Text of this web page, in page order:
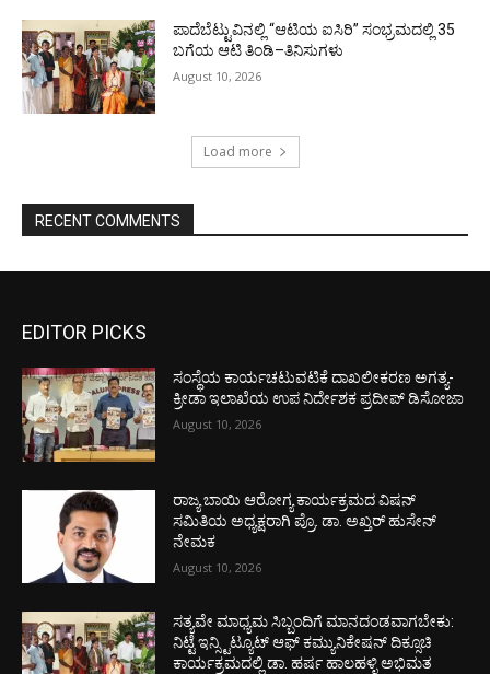
ಪಾದೆಬೆಟ್ಟುವಿನಲ್ಲಿ “ಆಟಿಯ ಐಸಿರಿ’’ ಸಂಭ್ರಮದಲ್ಲಿ 35
ಬಗೆಯ ಆಟಿ ತಿಂಡಿ–ತಿನಿಸುಗಳು
August 10, 2026
Load more
RECENT COMMENTS
EDITOR PICKS
ಸಂಸ್ಥೆಯ ಕಾರ್ಯಚಟುವಟಿಕೆ ದಾಖಲೀಕರಣ ಅಗತ್ಯ-
ಕ್ರೀಡಾ ಇಲಾಖೆಯ ಉಪ ನಿರ್ದೇಶಕ ಪ್ರದೀಪ್ ಡಿಸೋಜಾ
August 10, 2026
ರಾಜ್ಯ ಬಾಯಿ ಆರೋಗ್ಯ ಕಾರ್ಯಕ್ರಮದ ವಿಷನ್
ಸಮಿತಿಯ ಅಧ್ಯಕ್ಷರಾಗಿ ಪ್ರೊ. ಡಾ. ಅಖ್ತರ್ ಹುಸೇನ್
ನೇಮಕ
August 10, 2026
ಸತ್ಯವೇ ಮಾಧ್ಯಮ ಸಿಬ್ಬಂದಿಗೆ ಮಾನದಂಡವಾಗಬೇಕು:
ನಿಟ್ಟೆ ಇನ್ಸ್ಟಿಟ್ಯೂಟ್ ಆಫ್ ಕಮ್ಯುನಿಕೇಷನ್ ದಿಕ್ಸೂಚಿ
ಕಾರ್ಯಕ್ರಮದಲ್ಲಿ ಡಾ. ಹರ್ಷ ಹಾಲಹಳ್ಳಿ ಅಭಿಮತ